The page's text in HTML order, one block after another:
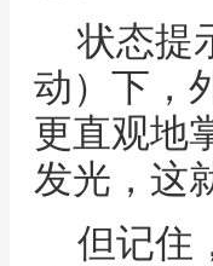
状态提
动）下，
更直观地
发光，这
但记住